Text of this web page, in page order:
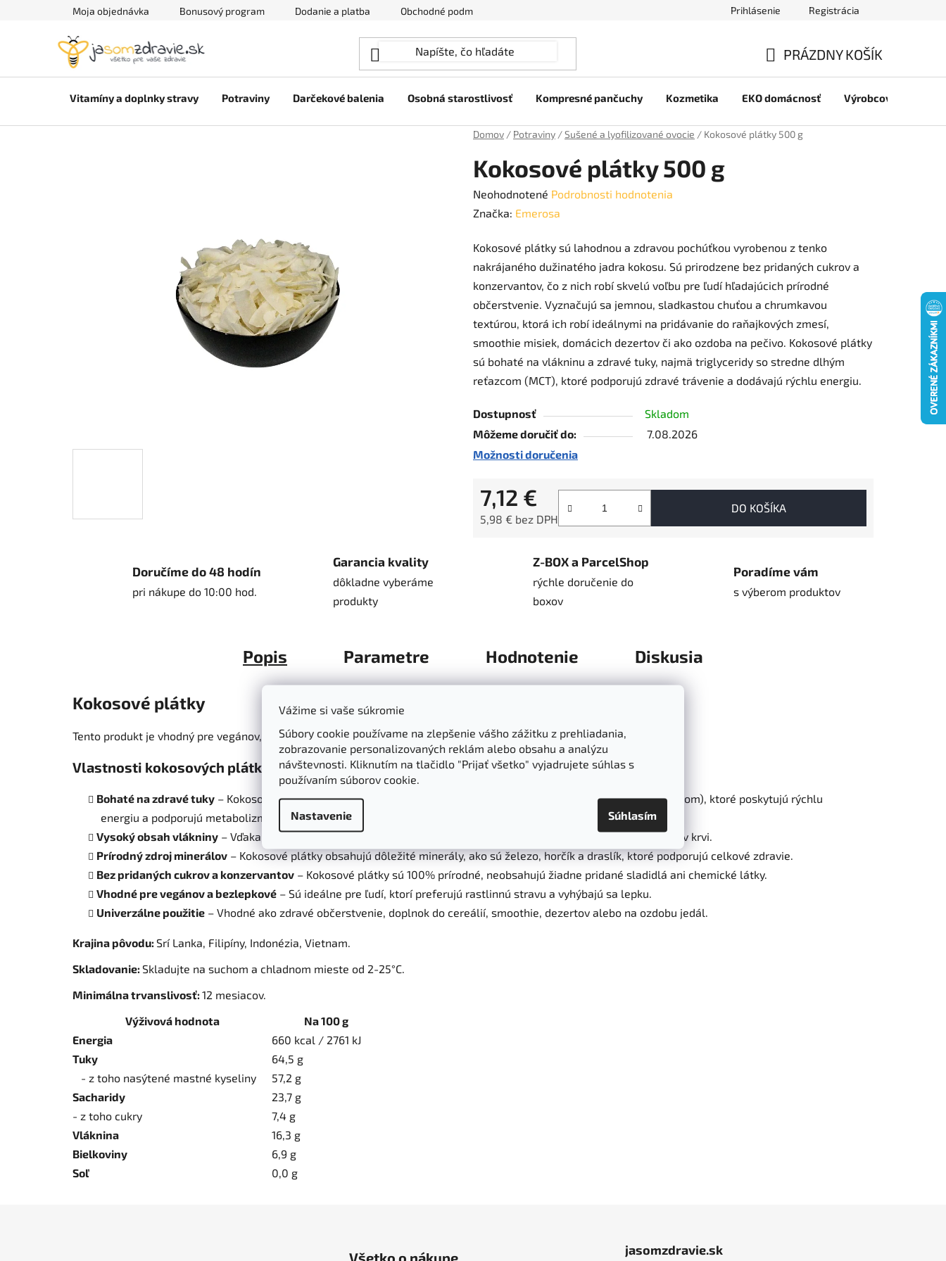
Vážime si vaše súkromie
Súbory cookie používame na zlepšenie vášho zážitku z prehliadania,
zobrazovanie personalizovaných reklám alebo obsahu a analýzu
návštevnosti. Kliknutím na tlačidlo "Prijať všetko" vyjadrujete súhlas s
používaním súborov cookie.
Nastavenie Súhlasím
Moja objednávka Bonusový program Dodanie a platba Obchodné podmienky Prihlásenie Registrácia
KOŠÍK
PRÁZDNY KOŠÍK
Vitamíny a doplnky stravy Potraviny Darčekové balenia Osobná starostlivosť Kompresné pančuchy Kozmetika EKO domácnosť Výrobcovia
Domov / Potraviny /Sušené a lyofilizované ovocie / Kokosové plátky 500 g
Kokosové plátky 500 g
Priemerné
hodnotenie
je
0,0
z
5
hviezdičiek.
Neohodnotené Podrobnosti hodnotenia
Značka: Emerosa
Kokosové plátky sú lahodnou a zdravou pochúťkou vyrobenou z tenko
nakrájaného dužinatého jadra kokosu. Sú prirodzene bez pridaných cukrov a
konzervantov, čo z nich robí skvelú voľbu pre ľudí hľadajúcich prírodné
občerstvenie. Vyznačujú sa jemnou, sladkastou chuťou a chrumkavou
textúrou, ktorá ich robí ideálnymi na pridávanie do raňajkových zmesí,
smoothie misiek, domácich dezertov či ako ozdoba na pečivo. Kokosové plátky
sú bohaté na vlákninu a zdravé tuky, najmä triglyceridy so stredne dlhým
reťazcom (MCT), ktoré podporujú zdravé trávenie a dodávajú rýchlu energiu.
Dostupnosť
Skladom
Môžeme doručiť do:
7.08.2026
Možnosti doručenia
7,12 €
5,98 € bez DPH
DO KOŠÍKA
Doručíme do 48 hodín
pri nákupe do 10:00 hod.
Garancia kvality
dôkladne vyberáme
produkty
Z-BOX a ParcelShop
rýchle doručenie do
boxov
Poradíme vám
s výberom produktov
Popis Parametre Hodnotenie Diskusia
Kokosové plátky
Tento produkt je vhodný pre vegánov, bezlepkový a ideálny pre zdravé a prírodné stravovanie.
Vlastnosti kokosových plátkov :
Bohaté na zdravé tuky – Kokosové plátky obsahujú vysoký podiel MCT tukov (triglyceridov so stredne dlhým reťazcom), ktoré poskytujú rýchlu
energiu a podporujú metabolizmus.
Vysoký obsah vlákniny – Vďaka obsahu vlákniny podporujú zdravé trávenie a pomáhajú pri regulácii hladiny cukru v krvi.
Prírodný zdroj minerálov – Kokosové plátky obsahujú dôležité minerály, ako sú železo, horčík a draslík, ktoré podporujú celkové zdravie.
Bez pridaných cukrov a konzervantov – Kokosové plátky sú 100% prírodné, neobsahujú žiadne pridané sladidlá ani chemické látky.
Vhodné pre vegánov a bezlepkové – Sú ideálne pre ľudí, ktorí preferujú rastlinnú stravu a vyhýbajú sa lepku.
Univerzálne použitie – Vhodné ako zdravé občerstvenie, doplnok do cereálií, smoothie, dezertov alebo na ozdobu jedál.
Krajina pôvodu: Srí Lanka, Filipíny, Indonézia, Vietnam.
Skladovanie: Skladujte na suchom a chladnom mieste od 2-25°C.
Minimálna trvanslivosť: 12 mesiacov.
Výživová hodnota
Na 100 g
Energia
660 kcal / 2761 kJ
Tuky
64,5 g
- z toho nasýtené mastné kyseliny
57,2 g
Sacharidy
23,7 g
- z toho cukry
7,4 g
Vláknina
16,3 g
Bielkoviny
6,9 g
Soľ
0,0 g
Všetko o nákupe jasomzdravie.sk